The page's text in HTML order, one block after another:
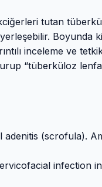
tutan
Boyunda
inceleme ve
“tüberküloz
adenitis (scrofula).
infection